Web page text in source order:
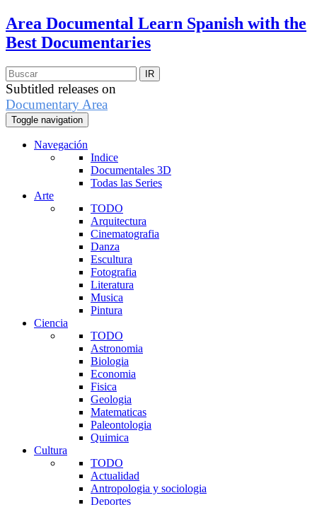
Area Documental Learn Spanish with the
Best Documentaries
Subtitled releases on
Documentary Area
Toggle navigation
Navegación
Indice
Documentales 3D
Todas las Series
Arte
TODO
Arquitectura
Cinematografia
Danza
Escultura
Fotografia
Literatura
Musica
Pintura
Ciencia
TODO
Astronomia
Biologia
Economia
Fisica
Geologia
Matematicas
Paleontologia
Quimica
Cultura
TODO
Actualidad
Antropologia y sociologia
Deportes